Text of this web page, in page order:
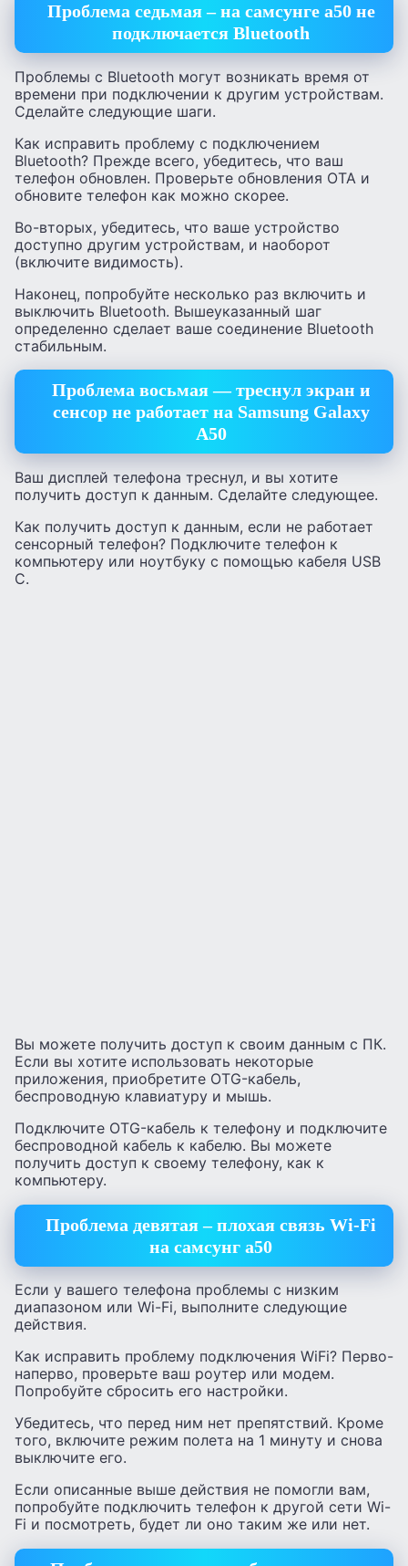
Проблема седьмая – на самсунге а50 не
подключается Bluetooth
Проблемы с Bluetooth могут возникать время от
времени при подключении к другим устройствам.
Сделайте следующие шаги.
Как исправить проблему с подключением
Bluetooth? Прежде всего, убедитесь, что ваш
телефон обновлен. Проверьте обновления OTA и
обновите телефон как можно скорее.
Во-вторых, убедитесь, что ваше устройство
доступно другим устройствам, и наоборот
(включите видимость).
Наконец, попробуйте несколько раз включить и
выключить Bluetooth. Вышеуказанный шаг
определенно сделает ваше соединение Bluetooth
стабильным.
Проблема восьмая — треснул экран и
сенсор не работает на Samsung Galaxy
A50
Ваш дисплей телефона треснул, и вы хотите
получить доступ к данным. Сделайте следующее.
Как получить доступ к данным, если не работает
сенсорный телефон? Подключите телефон к
компьютеру или ноутбуку с помощью кабеля USB
C.
Вы можете получить доступ к своим данным с ПК.
Если вы хотите использовать некоторые
приложения, приобретите OTG-кабель,
беспроводную клавиатуру и мышь.
Подключите OTG-кабель к телефону и подключите
беспроводной кабель к кабелю. Вы можете
получить доступ к своему телефону, как к
компьютеру.
Проблема девятая – плохая связь Wi-Fi
на самсунг а50
Если у вашего телефона проблемы с низким
диапазоном или Wi-Fi, выполните следующие
действия.
Как исправить проблему подключения WiFi? Перво-
наперво, проверьте ваш роутер или модем.
Попробуйте сбросить его настройки.
Убедитесь, что перед ним нет препятствий. Кроме
того, включите режим полета на 1 минуту и ​​снова
выключите его.
Если описанные выше действия не помогли вам,
попробуйте подключить телефон к другой сети Wi-
Fi и посмотреть, будет ли оно таким же или нет.